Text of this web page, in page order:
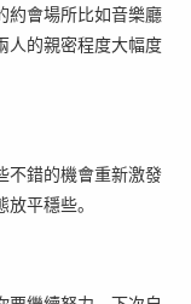
約會場所比如音樂廳
人的親密程度大幅度
不錯的機會重新激發
平穩些。